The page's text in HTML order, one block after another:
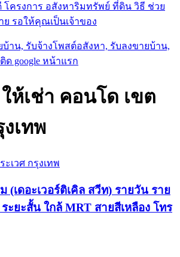
โครงการ อสังหาริมทรัพย์ ที่ดิน วิธี ช่วย
ย รอให้คุณเป็นเจ้าของ
บ้าน, รับจ้างโพสต์อสังหา, รับลงขายบ้าน,
google หน้าแรก
ให้เช่า คอนโด เขต
งเทพ
เวศ กรุงเทพ
(เดอะเวอร์ติเคิล สวีท) รายวัน ราย
ะยะสั้น ใกล้ MRT สายสีเหลือง โทร